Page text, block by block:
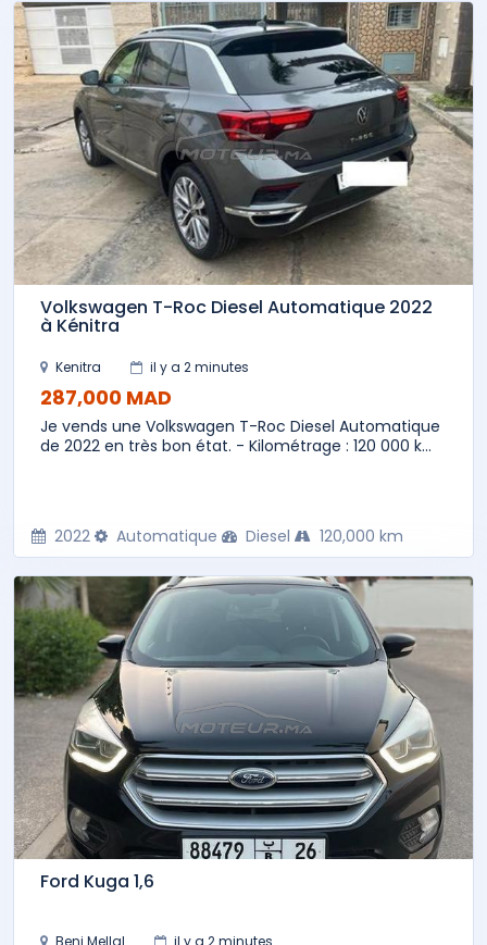
Volkswagen T-Roc Diesel Automatique 2022
à Kénitra
Kenitra il y a 2 minutes
287,000 MAD
Je vends une Volkswagen T-Roc Diesel Automatique
de 2022 en très bon état. - Kilométrage : 120 000 k...
2022 Automatique Diesel 120,000 km
Ford Kuga 1,6
Beni Mellal il y a 2 minutes